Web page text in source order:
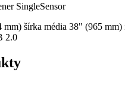
SingleSensor
mm) šírka média 38" (965
2.0